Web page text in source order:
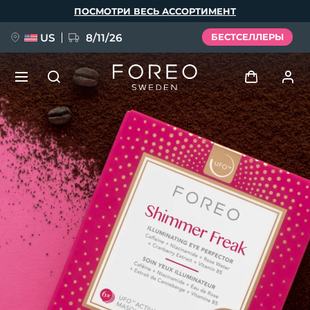
ПОСМОТРИ ВЕСЬ АССОРТИМЕНТ
US 8/11/26 БЕСТСЕЛЛЕРЫ
Войти
Профиль пользователя
Мои приборы
Мои заказы
Мои адреса
Мои подписки
НОВИНКА
FAQ™ Pure Beauty-Tech Elixir
BREAKING NEWS
issa™ Teeth Whitening Set
Язык
English Deutsch
Español
Français
Italiano
Português
Polski
Svenska
Русский
简体中文 繁體中文